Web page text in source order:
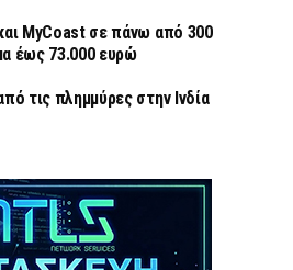
MyCoast σε πάνω από 300
έως 73.000 ευρώ
τις πλημμύρες στην Ινδία